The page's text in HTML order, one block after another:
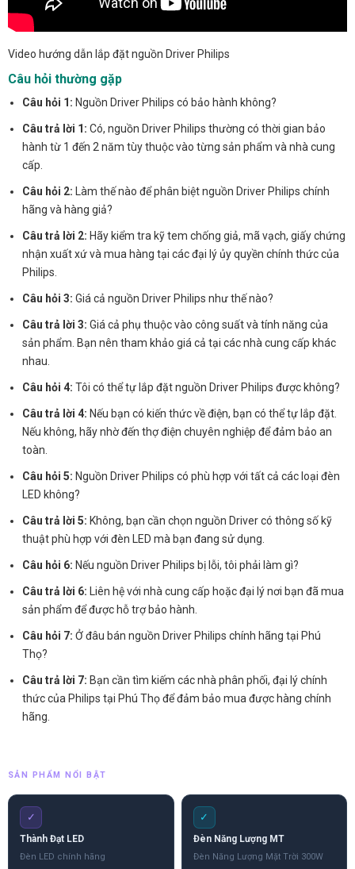
Video hướng dẫn lắp đặt nguồn Driver Philips
Câu hỏi thường gặp
Câu hỏi 1: Nguồn Driver Philips có bảo hành không?
Câu trả lời 1: Có, nguồn Driver Philips thường có thời gian bảo
hành từ 1 đến 2 năm tùy thuộc vào từng sản phẩm và nhà cung
cấp.
Câu hỏi 2: Làm thế nào để phân biệt nguồn Driver Philips chính
hãng và hàng giả?
Câu trả lời 2: Hãy kiểm tra kỹ tem chống giả, mã vạch, giấy chứng
nhận xuất xứ và mua hàng tại các đại lý ủy quyền chính thức của
Philips.
Câu hỏi 3: Giá cả nguồn Driver Philips như thế nào?
Câu trả lời 3: Giá cả phụ thuộc vào công suất và tính năng của
sản phẩm. Bạn nên tham khảo giá cả tại các nhà cung cấp khác
nhau.
Câu hỏi 4: Tôi có thể tự lắp đặt nguồn Driver Philips được không?
Câu trả lời 4: Nếu bạn có kiến thức về điện, bạn có thể tự lắp đặt.
Nếu không, hãy nhờ đến thợ điện chuyên nghiệp để đảm bảo an
toàn.
Câu hỏi 5: Nguồn Driver Philips có phù hợp với tất cả các loại đèn
LED không?
Câu trả lời 5: Không, bạn cần chọn nguồn Driver có thông số kỹ
thuật phù hợp với đèn LED mà bạn đang sử dụng.
Câu hỏi 6: Nếu nguồn Driver Philips bị lỗi, tôi phải làm gì?
Câu trả lời 6: Liên hệ với nhà cung cấp hoặc đại lý nơi bạn đã mua
sản phẩm để được hỗ trợ bảo hành.
Câu hỏi 7: Ở đâu bán nguồn Driver Philips chính hãng tại Phú
Thọ?
Câu trả lời 7: Bạn cần tìm kiếm các nhà phân phối, đại lý chính
thức của Philips tại Phú Thọ để đảm bảo mua được hàng chính
hãng.
SẢN PHẨM NỔI BẬT
✓
Thành Đạt LED
Đèn LED chính hãng
✓
Đèn Năng Lượng MT
Đèn Năng Lượng Mặt Trời 300W